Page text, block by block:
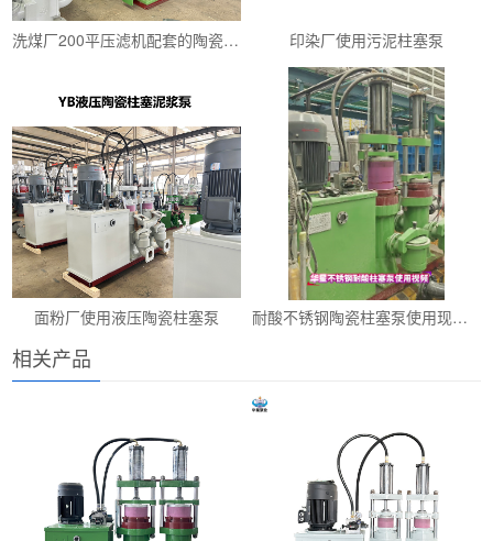
洗煤厂200平压滤机配套的陶瓷柱塞泵YBH200-19 印染厂使用污泥柱塞泵
面粉厂使用液压陶瓷柱塞泵 耐酸不锈钢陶瓷柱塞泵使用现场视频
相关产品